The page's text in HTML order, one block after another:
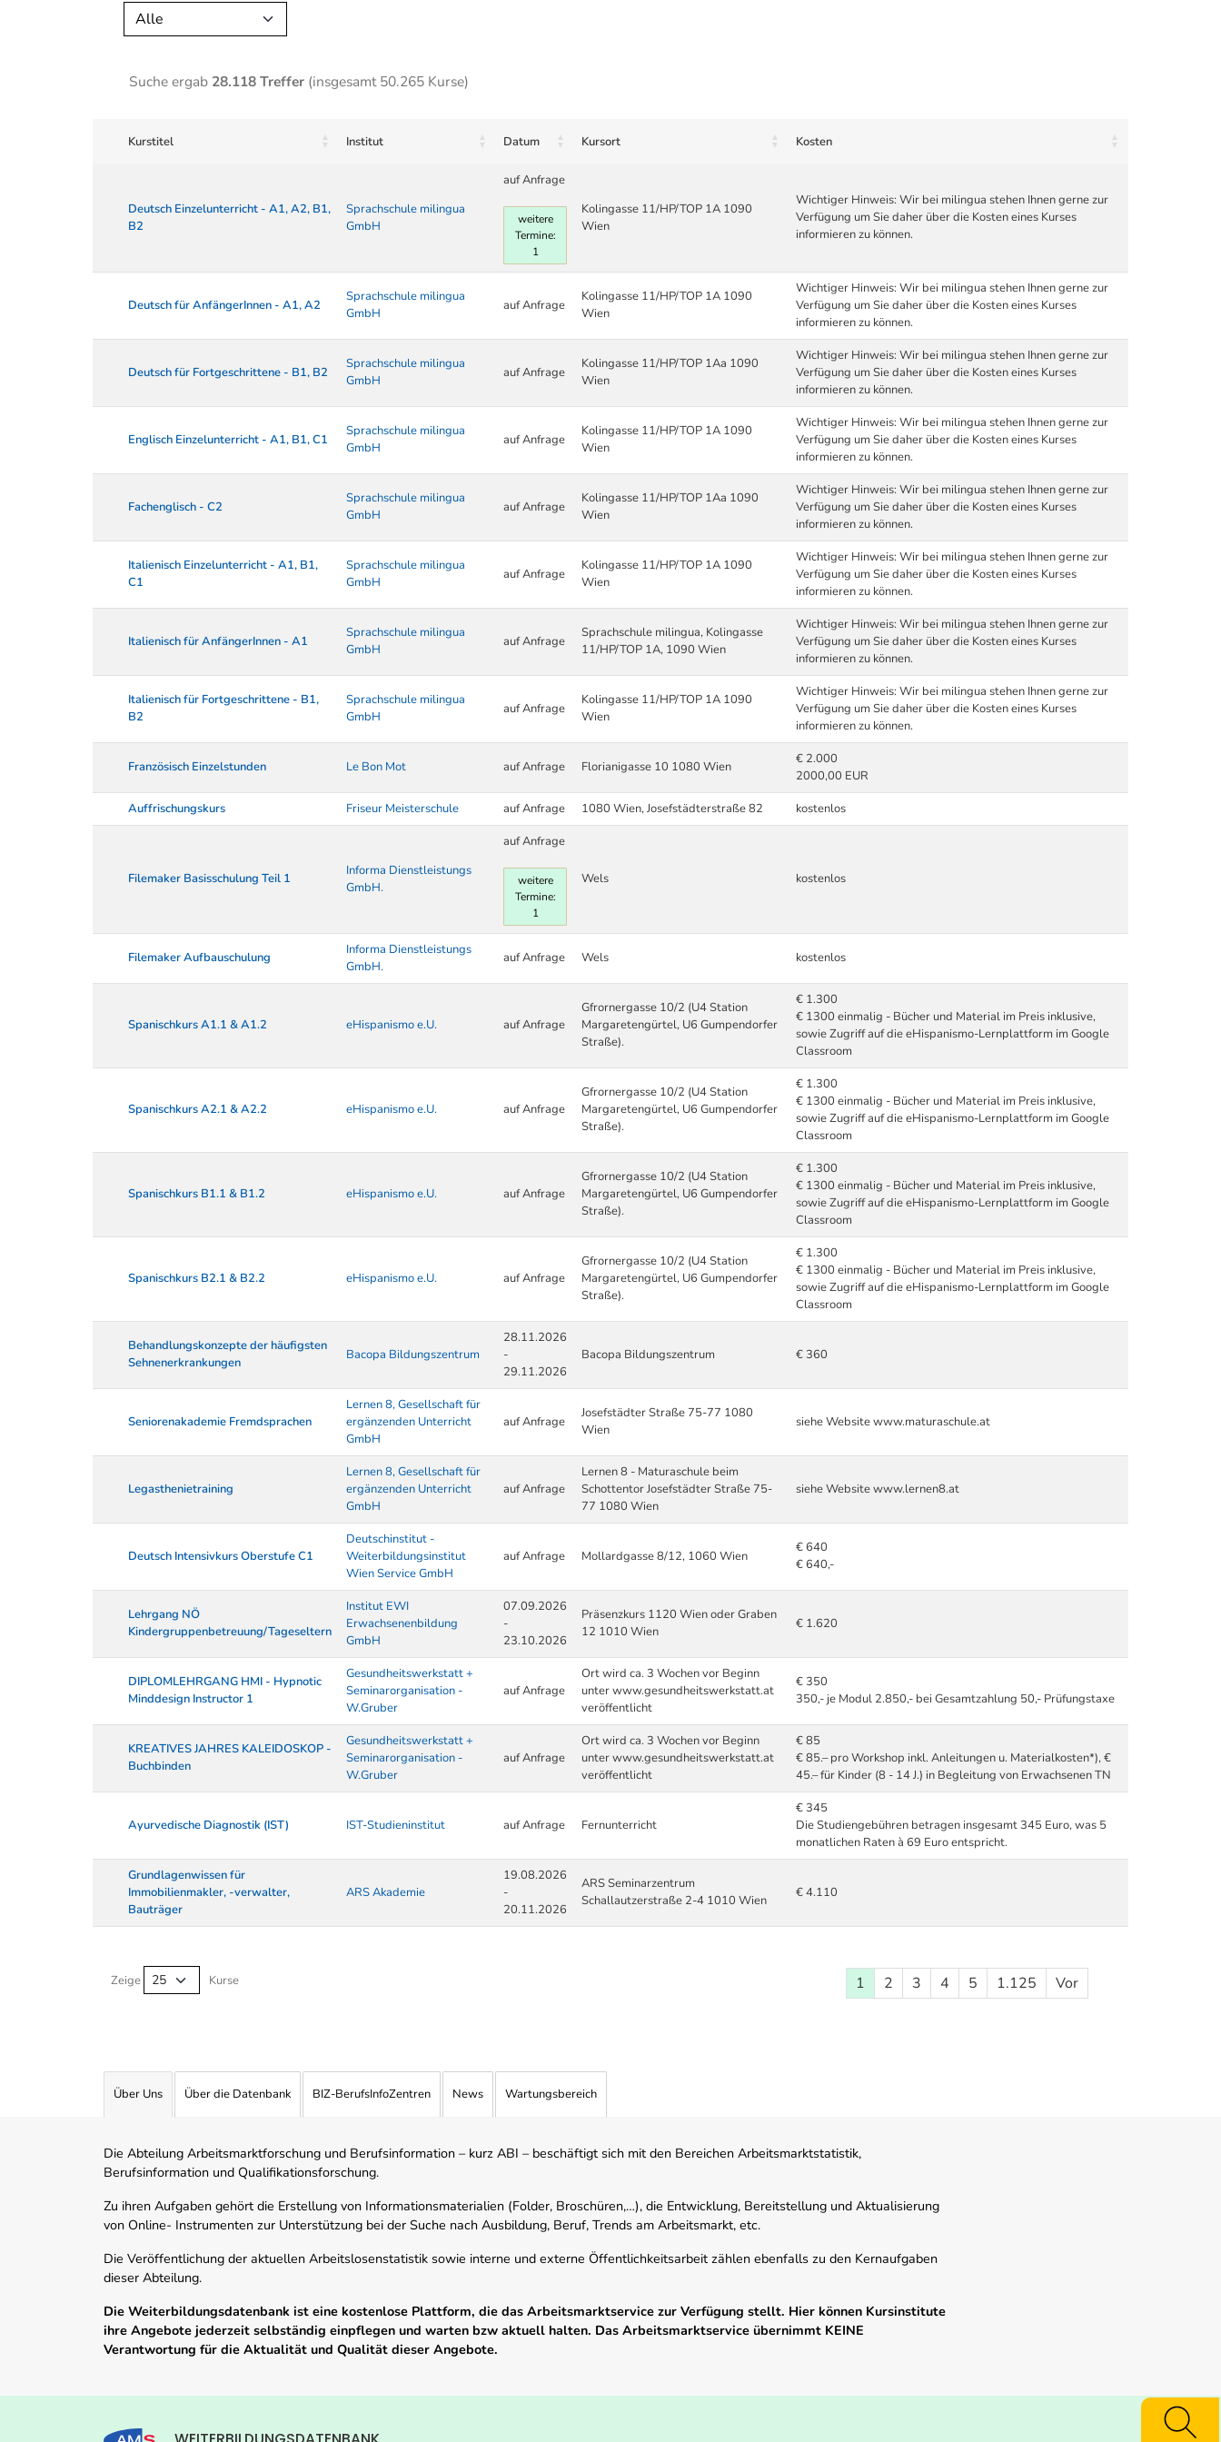
Alle
Suche ergab 28.118 Treffer (insgesamt 50.265 Kurse)
Kurstitel Institut Datum Kursort Kosten
Deutsch Einzelunterricht - A1, A2, B1,
B2
Sprachschule milingua
GmbH
auf Anfrage
weitere
Termine:
1
Kolingasse 11/HP/TOP 1A 1090
Wien
Wichtiger Hinweis: Wir bei milingua stehen Ihnen gerne zur
Verfügung um Sie daher über die Kosten eines Kurses
informieren zu können.
Deutsch für AnfängerInnen - A1, A2
Sprachschule milingua
GmbH
auf Anfrage
Kolingasse 11/HP/TOP 1A 1090
Wien
Wichtiger Hinweis: Wir bei milingua stehen Ihnen gerne zur
Verfügung um Sie daher über die Kosten eines Kurses
informieren zu können.
Deutsch für Fortgeschrittene - B1, B2
Sprachschule milingua
GmbH
auf Anfrage
Kolingasse 11/HP/TOP 1Aa 1090
Wien
Wichtiger Hinweis: Wir bei milingua stehen Ihnen gerne zur
Verfügung um Sie daher über die Kosten eines Kurses
informieren zu können.
Englisch Einzelunterricht - A1, B1, C1
Sprachschule milingua
GmbH
auf Anfrage
Kolingasse 11/HP/TOP 1A 1090
Wien
Wichtiger Hinweis: Wir bei milingua stehen Ihnen gerne zur
Verfügung um Sie daher über die Kosten eines Kurses
informieren zu können.
Fachenglisch - C2
Sprachschule milingua
GmbH
auf Anfrage
Kolingasse 11/HP/TOP 1Aa 1090
Wien
Wichtiger Hinweis: Wir bei milingua stehen Ihnen gerne zur
Verfügung um Sie daher über die Kosten eines Kurses
informieren zu können.
Italienisch Einzelunterricht - A1, B1,
C1
Sprachschule milingua
GmbH
auf Anfrage
Kolingasse 11/HP/TOP 1A 1090
Wien
Wichtiger Hinweis: Wir bei milingua stehen Ihnen gerne zur
Verfügung um Sie daher über die Kosten eines Kurses
informieren zu können.
Italienisch für AnfängerInnen - A1
Sprachschule milingua
GmbH
auf Anfrage
Sprachschule milingua, Kolingasse
11/HP/TOP 1A, 1090 Wien
Wichtiger Hinweis: Wir bei milingua stehen Ihnen gerne zur
Verfügung um Sie daher über die Kosten eines Kurses
informieren zu können.
Italienisch für Fortgeschrittene - B1,
B2
Sprachschule milingua
GmbH
auf Anfrage
Kolingasse 11/HP/TOP 1A 1090
Wien
Wichtiger Hinweis: Wir bei milingua stehen Ihnen gerne zur
Verfügung um Sie daher über die Kosten eines Kurses
informieren zu können.
Französisch Einzelstunden Le Bon Mot auf Anfrage Florianigasse 10 1080 Wien
€ 2.000
2000,00 EUR
Auffrischungskurs
Friseur Meisterschule auf Anfrage 1080 Wien, Josefstädterstraße 82 kostenlos
Filemaker Basisschulung Teil 1
Informa Dienstleistungs
GmbH.
auf Anfrage
weitere
Termine:
1
Wels kostenlos
Filemaker Aufbauschulung
Informa Dienstleistungs
GmbH.
auf Anfrage Wels kostenlos
Spanischkurs A1.1 & A1.2 eHispanismo e.U. auf Anfrage
Gfrornergasse 10/2 (U4 Station
Margaretengürtel, U6 Gumpendorfer
Straße).
€ 1.300
€ 1300 einmalig - Bücher und Material im Preis inklusive,
sowie Zugriff auf die eHispanismo-Lernplattform im Google
Classroom
Spanischkurs A2.1 & A2.2 eHispanismo e.U. auf Anfrage
Gfrornergasse 10/2 (U4 Station
Margaretengürtel, U6 Gumpendorfer
Straße).
€ 1.300
€ 1300 einmalig - Bücher und Material im Preis inklusive,
sowie Zugriff auf die eHispanismo-Lernplattform im Google
Classroom
Spanischkurs B1.1 & B1.2 eHispanismo e.U. auf Anfrage
Gfrornergasse 10/2 (U4 Station
Margaretengürtel, U6 Gumpendorfer
Straße).
€ 1.300
€ 1300 einmalig - Bücher und Material im Preis inklusive,
sowie Zugriff auf die eHispanismo-Lernplattform im Google
Classroom
Spanischkurs B2.1 & B2.2 eHispanismo e.U. auf Anfrage
Gfrornergasse 10/2 (U4 Station
Margaretengürtel, U6 Gumpendorfer
Straße).
€ 1.300
€ 1300 einmalig - Bücher und Material im Preis inklusive,
sowie Zugriff auf die eHispanismo-Lernplattform im Google
Classroom
Behandlungskonzepte der häufigsten
Sehnenerkrankungen
Bacopa Bildungszentrum
28.11.2026
-
29.11.2026
Bacopa Bildungszentrum € 360
Seniorenakademie Fremdsprachen
Lernen 8, Gesellschaft für
ergänzenden Unterricht
GmbH
auf Anfrage
Josefstädter Straße 75-77 1080
Wien
siehe Website www.maturaschule.at
Legasthenietraining
Lernen 8, Gesellschaft für
ergänzenden Unterricht
GmbH
auf Anfrage
Lernen 8 - Maturaschule beim
Schottentor Josefstädter Straße 75-
77 1080 Wien
siehe Website www.lernen8.at
Deutsch Intensivkurs Oberstufe C1
Deutschinstitut -
Weiterbildungsinstitut
Wien Service GmbH
auf Anfrage Mollardgasse 8/12, 1060 Wien
€ 640
€ 640,-
Lehrgang NÖ
Kindergruppenbetreuung/Tageseltern
Institut EWI
Erwachsenenbildung
GmbH
07.09.2026
-
23.10.2026
Präsenzkurs 1120 Wien oder Graben
12 1010 Wien
€ 1.620
DIPLOMLEHRGANG HMI - Hypnotic
Minddesign Instructor 1
Gesundheitswerkstatt +
Seminarorganisation -
W.Gruber
auf Anfrage
Ort wird ca. 3 Wochen vor Beginn
unter www.gesundheitswerkstatt.at
veröffentlicht
€ 350
350,- je Modul 2.850,- bei Gesamtzahlung 50,- Prüfungstaxe
KREATIVES JAHRES KALEIDOSKOP -
Buchbinden
Gesundheitswerkstatt +
Seminarorganisation -
W.Gruber
auf Anfrage
Ort wird ca. 3 Wochen vor Beginn
unter www.gesundheitswerkstatt.at
veröffentlicht
€ 85
€ 85.– pro Workshop inkl. Anleitungen u. Materialkosten*), €
45.– für Kinder (8 - 14 J.) in Begleitung von Erwachsenen TN
Ayurvedische Diagnostik (IST) IST-Studieninstitut auf Anfrage Fernunterricht
€ 345
Die Studiengebühren betragen insgesamt 345 Euro, was 5
monatlichen Raten à 69 Euro entspricht.
Grundlagenwissen für
Immobilienmakler, -verwalter,
Bauträger
ARS Akademie
19.08.2026
-
20.11.2026
ARS Seminarzentrum
Schallautzerstraße 2-4 1010 Wien
€ 4.110
Zeige Kurse 1 2 3 4 5 1.125 Vor
Über Uns Über die Datenbank BIZ-BerufsInfoZentren News Wartungsbereich
Die Abteilung Arbeitsmarktforschung und Berufsinformation – kurz ABI – beschäftigt sich mit den Bereichen Arbeitsmarktstatistik,
Berufsinformation und Qualifikationsforschung.
Zu ihren Aufgaben gehört die Erstellung von Informationsmaterialien (Folder, Broschüren,…), die Entwicklung, Bereitstellung und Aktualisierung
von Online- Instrumenten zur Unterstützung bei der Suche nach Ausbildung, Beruf, Trends am Arbeitsmarkt, etc.
Die Veröffentlichung der aktuellen Arbeitslosenstatistik sowie interne und externe Öffentlichkeitsarbeit zählen ebenfalls zu den Kernaufgaben
dieser Abteilung.
Die Weiterbildungsdatenbank ist eine kostenlose Plattform, die das Arbeitsmarktservice zur Verfügung stellt. Hier können Kursinstitute
ihre Angebote jederzeit selbständig einpflegen und warten bzw aktuell halten. Das Arbeitsmarktservice übernimmt KEINE
Verantwortung für die Aktualität und Qualität dieser Angebote.